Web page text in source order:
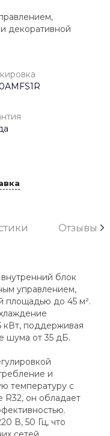
декоративной
Отзывы
блок
управлением,
площадью до 45 м².
кВт, поддерживая
шума от 35 дБ.
и
температуру с
R32, он обладает
В, 50 Гц, что